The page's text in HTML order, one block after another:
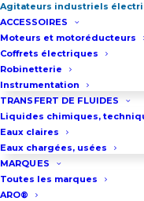
Agitateurs industriels
ACCESSOIRES
Moteurs et motoréducteurs
Coffrets électriques
Robinetterie
Instrumentation
TRANSFERT DE FLUIDES
Liquides chimiques,
Eaux claires
Eaux chargées, usées
MARQUES
Toutes les marques
ARO®